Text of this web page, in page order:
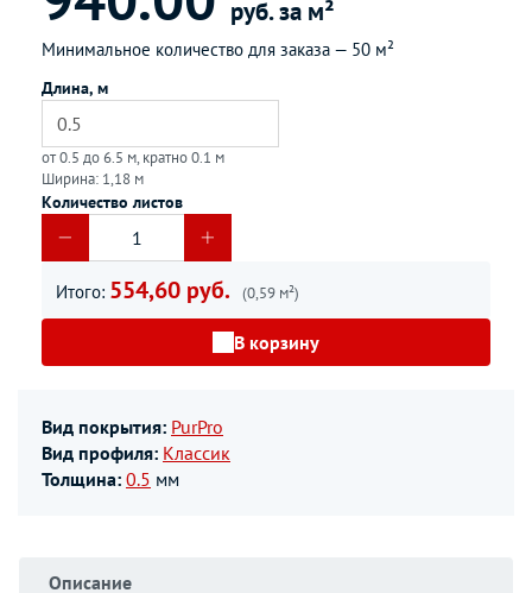
руб. за м²
Минимальное количество для заказа — 50 м²
Длина, м
от 0.5 до 6.5 м, кратно 0.1 м
Ширина: 1,18 м
Количество листов
Итого: 554,60 руб. (0,59 м²)
В корзину
Вид покрытия: PurPro
Вид профиля: Классик
Толщина: 0.5 мм
Описание